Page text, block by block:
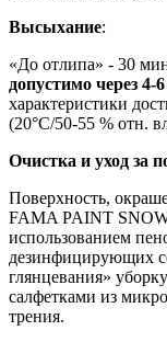
Высыхание:
«До отлипа» - 30
допустимо через 4-
характеристики
(20°C/50-55 % отн.
Очистка и уход за
Поверхность,
FAMA PAINT
использованием
дезинфицирующих
глянцевания»
салфетками из
трения.